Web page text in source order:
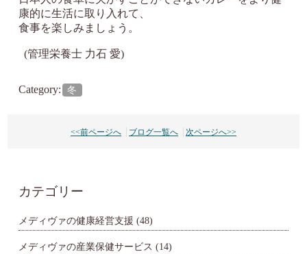
康的に生活に取り入れて、
食事を楽しみましょう。
(管理栄養士 力石 愛)
Category: 冬
<<前ページへ ブログ一覧へ 次ページへ>>
カテゴリー
メディヴァの健康経営支援 (48)
メディヴァの産業保健サービス (14)